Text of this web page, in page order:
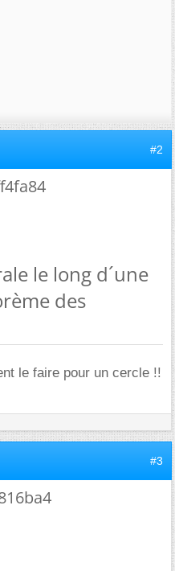
#2
le long d´une
des
le faire pour un cercle !!
#3